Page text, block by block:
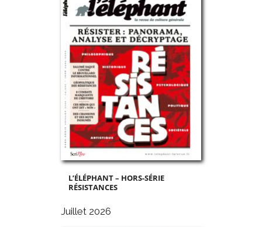
L’ÉLÉPHANT – HORS-SÉRIE
RÉSISTANCES
Juillet 2026